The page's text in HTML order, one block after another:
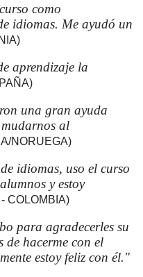
como
idiomas. Me ayudó un
aprendizaje la
una gran ayuda
al
NORUEGA)
idiomas, uso el curso
y estoy
COLOMBIA)
para agradecerles su
de hacerme con el
estoy feliz con él."